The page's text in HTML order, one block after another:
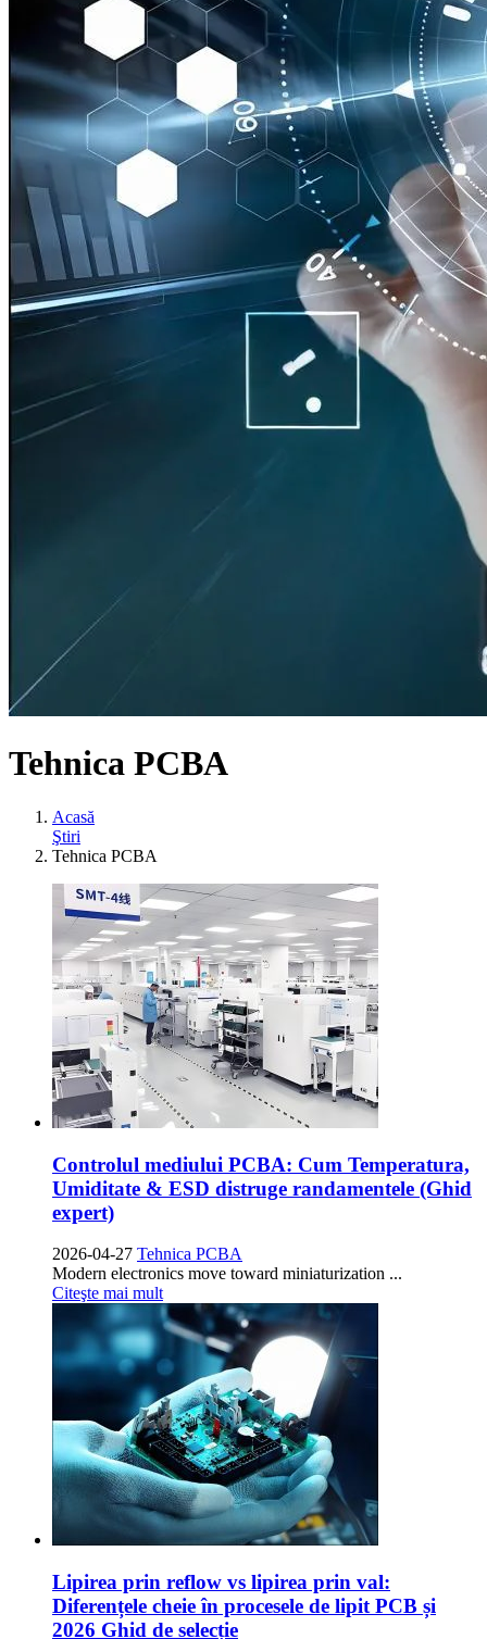
Tehnica PCBA
Acasă
Ştiri
Tehnica PCBA
Controlul mediului PCBA: Cum Temperatura,
Umiditate & ESD distruge randamentele (Ghid
expert)
2026-04-27 Tehnica PCBA
Modern electronics move toward miniaturization ...
Citeşte mai mult
Lipirea prin reflow vs lipirea prin val:
Diferențele cheie în procesele de lipit PCB și
2026 Ghid de selecție